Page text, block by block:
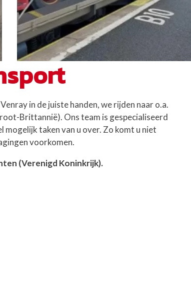
in de juiste handen, we rijden naar o.a.
Brittannië). Ons team is gespecialiseerd
taken van u over. Zo komt u niet
voorkomen.
(Verenigd Koninkrijk).